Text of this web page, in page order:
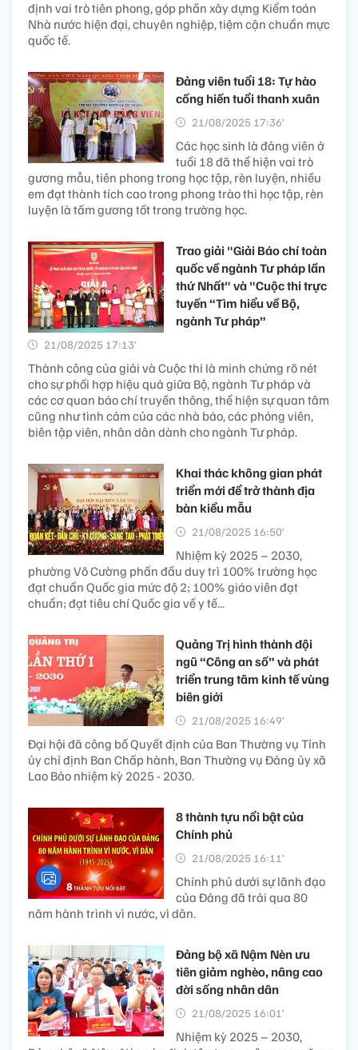
định vai trò tiên phong, góp phần xây dựng Kiểm toán
Nhà nước hiện đại, chuyên nghiệp, tiệm cận chuẩn mực
quốc tế.
Đảng viên tuổi 18: Tự hào
cống hiến tuổi thanh xuân
21/08/2025 17:36’
Các học sinh là đảng viên ở
tuổi 18 đã thể hiện vai trò
gương mẫu, tiên phong trong học tập, rèn luyện, nhiều
em đạt thành tích cao trong phong trào thi học tập, rèn
luyện là tấm gương tốt trong trường học.
Trao giải "Giải Báo chí toàn
quốc về ngành Tư pháp lần
thứ Nhất" và "Cuộc thi trực
tuyến “Tìm hiểu về Bộ,
ngành Tư pháp”
21/08/2025 17:13’
Thành công của giải và Cuộc thi là minh chứng rõ nét
cho sự phối hợp hiệu quả giữa Bộ, ngành Tư pháp và
các cơ quan báo chí truyền thông, thể hiện sự quan tâm
cũng như tình cảm của các nhà báo, các phóng viên,
biên tập viên, nhân dân dành cho ngành Tư pháp.
Khai thác không gian phát
triển mới để trở thành địa
bàn kiểu mẫu
21/08/2025 16:50’
Nhiệm kỳ 2025 – 2030,
phường Võ Cường phấn đấu duy trì 100% trường học
đạt chuẩn Quốc gia mức độ 2; 100% giáo viên đạt
chuẩn; đạt tiêu chí Quốc gia về y tế...
Quảng Trị hình thành đội
ngũ “Công an số” và phát
triển trung tâm kinh tế vùng
biên giới
21/08/2025 16:49’
Đại hội đã công bố Quyết định của Ban Thường vụ Tỉnh
ủy chỉ định Ban Chấp hành, Ban Thường vụ Đảng ủy xã
Lao Bảo nhiệm kỳ 2025 - 2030.
8 thành tựu nổi bật của
Chính phủ
21/08/2025 16:11’
Chính phủ dưới sự lãnh đạo
của Đảng đã trải qua 80
năm hành trình vì nước, vì dân.
Đảng bộ xã Nậm Nèn ưu
tiên giảm nghèo, nâng cao
đời sống nhân dân
21/08/2025 16:01’
Nhiệm kỳ 2025 – 2030,